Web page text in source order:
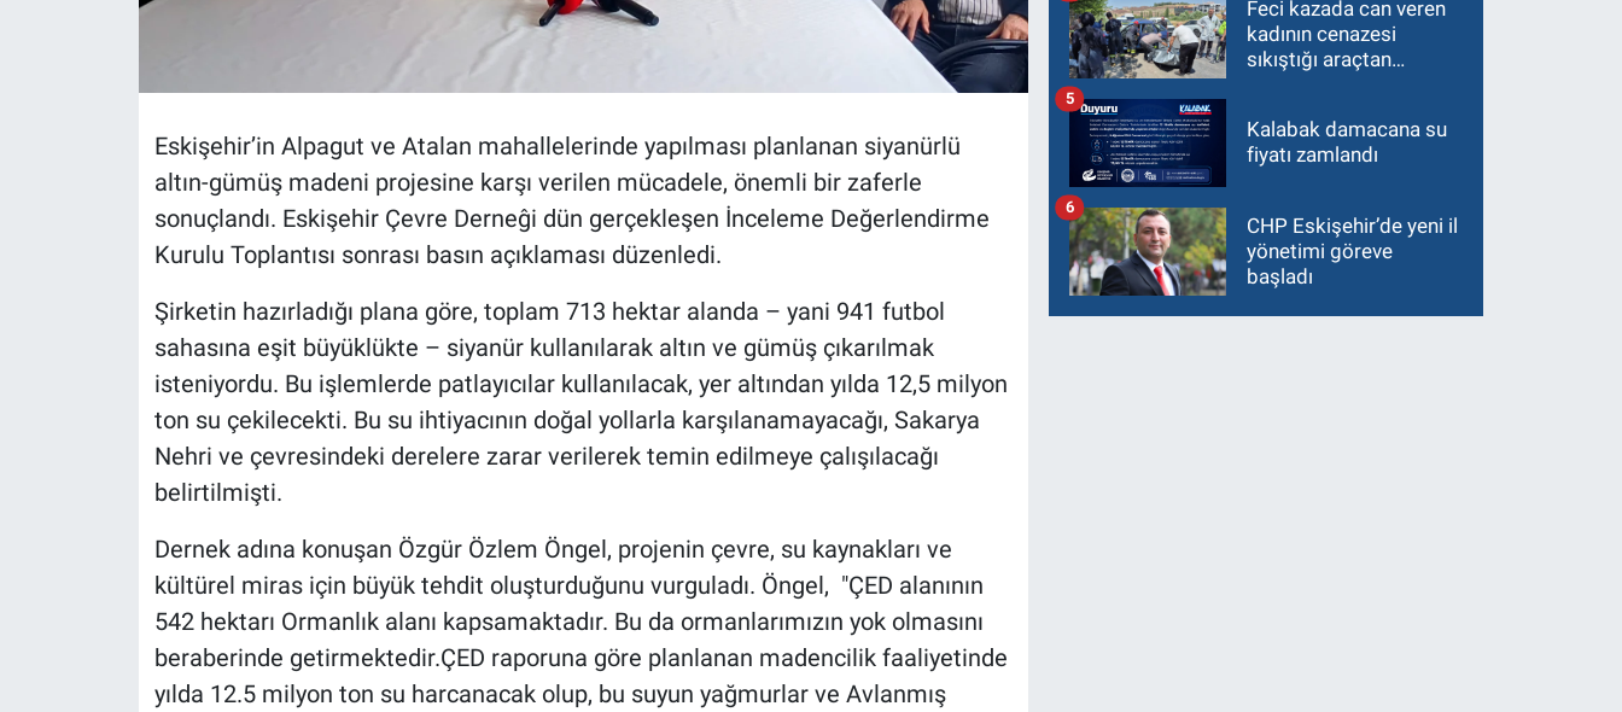
Eskişehir’in Alpagut ve Atalan mahallelerinde yapılması planlanan siyanürlü
altın-gümüş madeni projesine karşı verilen mücadele, önemli bir zaferle
sonuçlandı. Eskişehir Çevre Derneĝi dün gerçekleşen İnceleme Değerlendirme
Kurulu Toplantısı sonrası basın açıklaması düzenledi.
Şirketin hazırladığı plana göre, toplam 713 hektar alanda – yani 941 futbol
sahasına eşit büyüklükte – siyanür kullanılarak altın ve gümüş çıkarılmak
isteniyordu. Bu işlemlerde patlayıcılar kullanılacak, yer altından yılda 12,5 milyon
ton su çekilecekti. Bu su ihtiyacının doğal yollarla karşılanamayacağı, Sakarya
Nehri ve çevresindeki derelere zarar verilerek temin edilmeye çalışılacağı
belirtilmişti.
Dernek adına konuşan Özgür Özlem Öngel, projenin çevre, su kaynakları ve
kültürel miras için büyük tehdit oluşturduğunu vurguladı. Öngel, "ÇED alanının
542 hektarı Ormanlık alanı kapsamaktadır. Bu da ormanlarımızın yok olmasını
beraberinde getirmektedir.ÇED raporuna göre planlanan madencilik faaliyetinde
yılda 12.5 milyon ton su harcanacak olup, bu suyun yağmurlar ve Avlanmış
Feci kazada can veren
kadının cenazesi
sıkıştığı araçtan
Kalabak damacana su
fiyatı zamlandı
5
CHP Eskişehir’de yeni il
yönetimi göreve
başladı
6